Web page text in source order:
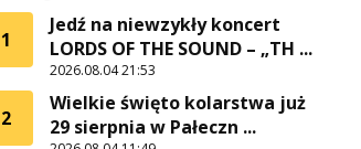
1
Jedź na niewzykły koncert
LORDS OF THE SOUND – „TH ...
2026.08.04 21:53
2
Wielkie święto kolarstwa już
29 sierpnia w Pałeczn ...